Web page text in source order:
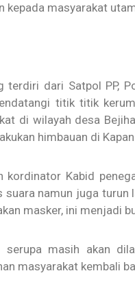
kepada masyarakat
terdiri dari Satpol PP,
titik titik
di wilayah desa
himbauan di
kordinator Kabid
suara namun juga
masker, ini menjadi
serupa masih akan
masyarakat kembali